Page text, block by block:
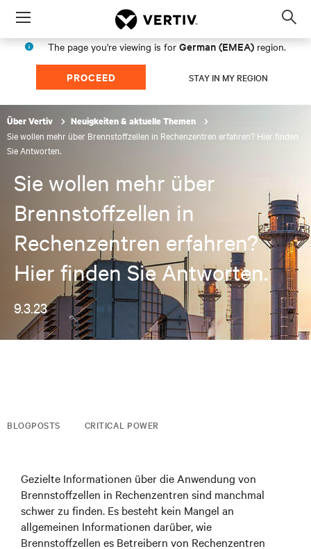
Menu
The page you're viewing is for German (EMEA) region.
PROCEED STAY IN MY REGION
Über Vertiv Neuigkeiten & aktuelle Themen
Sie wollen mehr über Brennstoffzellen in Rechenzentren erfahren? Hier finden
Sie Antworten.
Sie wollen mehr über
Brennstoffzellen in
Rechenzentren erfahren?
Hier finden Sie Antworten.
9.3.23
BLOGPOSTS CRITICAL POWER
Gezielte Informationen über die Anwendung von
Brennstoffzellen in Rechenzentren sind manchmal
schwer zu finden. Es besteht kein Mangel an
allgemeinen Informationen darüber, wie
Brennstoffzellen es Betreibern von Rechenzentren